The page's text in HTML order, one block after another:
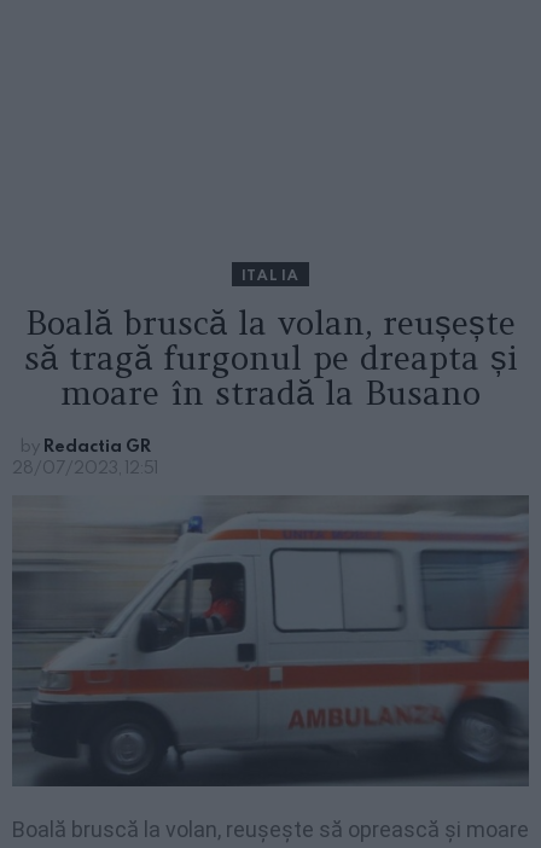
ITALIA
Boală bruscă la volan, reușește
să tragă furgonul pe dreapta și
moare în stradă la Busano
by Redactia GR
28/07/2023, 12:51
Boală bruscă la volan, reușește să oprească și moare